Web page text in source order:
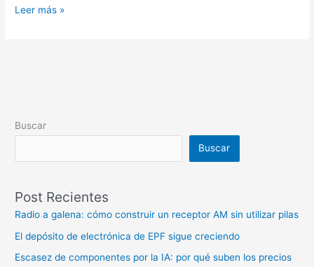
Leer más »
Buscar
Buscar
Post Recientes
Radio a galena: cómo construir un receptor AM sin utilizar pilas
El depósito de electrónica de EPF sigue creciendo
Escasez de componentes por la IA: por qué suben los precios